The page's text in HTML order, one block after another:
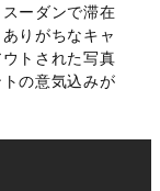
ーダンで滞在
りがちなキャ
トされた写真
の意気込みが